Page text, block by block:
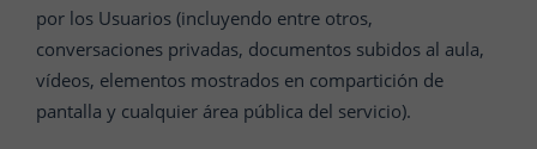
por los Usuarios (incluyendo entre otros,
conversaciones privadas, documentos subidos al aula,
vídeos, elementos mostrados en compartición de
pantalla y cualquier área pública del servicio).